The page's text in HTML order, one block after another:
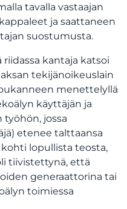
tavalla vastaajan
ja saattaneen
suostumusta.
kantaja katsoi
tekijänoikeuslain
menettelyllä
käyttäjän ja
jossa
etenee talttaansa
lopullista teosta,
tiivistettynä, että
generaattorina tai
toimiessa